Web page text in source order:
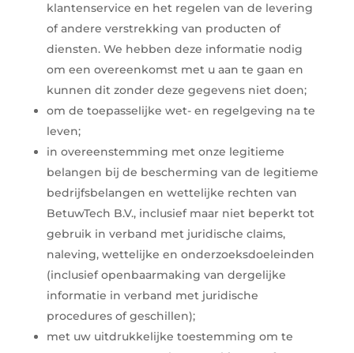
klantenservice en het regelen van de levering
of andere verstrekking van producten of
diensten. We hebben deze informatie nodig
om een overeenkomst met u aan te gaan en
kunnen dit zonder deze gegevens niet doen;
om de toepasselijke wet- en regelgeving na te
leven;
in overeenstemming met onze legitieme
belangen bij de bescherming van de legitieme
bedrijfsbelangen en wettelijke rechten van
BetuwTech B.V., inclusief maar niet beperkt tot
gebruik in verband met juridische claims,
naleving, wettelijke en onderzoeksdoeleinden
(inclusief openbaarmaking van dergelijke
informatie in verband met juridische
procedures of geschillen);
met uw uitdrukkelijke toestemming om te